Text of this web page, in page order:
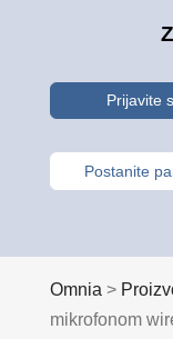
Prijavite
Postanite
Omnia >
mikrofonom